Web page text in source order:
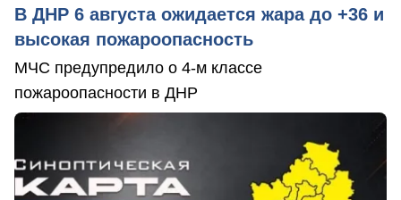
В ДНР 6 августа ожидается жара до +36 и
высокая пожароопасность
МЧС предупредило о 4-м классе
пожароопасности в ДНР